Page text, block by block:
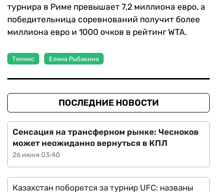
турнира в Риме превышает 7,2 миллиона евро, а
победительница соревнований получит более
миллиона евро и 1000 очков в рейтинг WTA.
Теннис Елена Рыбакина
ПОСЛЕДНИЕ НОВОСТИ
26 июня 03:40
Сенсация на трансферном рынке: Чесноков
может неожиданно вернуться в КПЛ
Казахстан поборется за турнир UFC: названы